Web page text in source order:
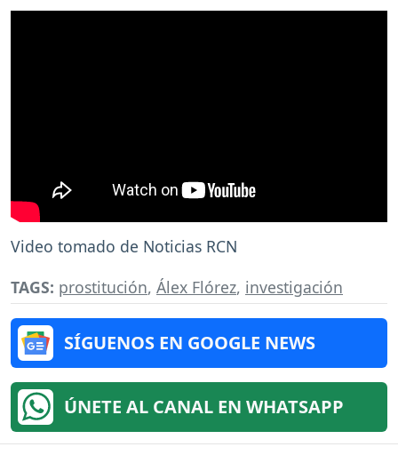
Video tomado de Noticias RCN
TAGS: prostitución, Álex Flórez, investigación
SÍGUENOS EN GOOGLE NEWS
ÚNETE AL CANAL EN WHATSAPP